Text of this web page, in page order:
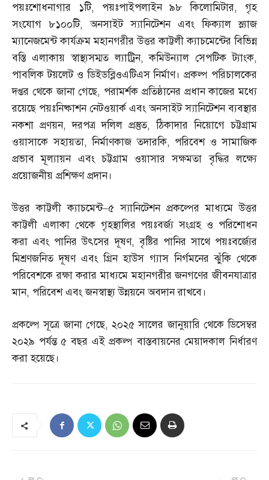
পয়ঃশোধনাগার ১টি, পয়ঃপাইপলাইন ৯৮ কিলোমিটার,গৃহ
সংযোগ ৮১০০টি,অনসাইট স্যানিটেশন এবং ফিক্যাল স্ল্যাজ
ম্যানেজমেন্ট কার্যক্রম মহানগরীর উত্তর কাট্টলী ক্যাচমেন্টের বিভিন্ন
বস্তি এলাকায় স্বাস্থ্যসম্মত ল্যাট্রিন,কমিউন্যাল সেপটিক ট্যাংক,
পাবলিক টয়লেট ও ডিইডব্লিওএটিএস নির্মাণ। প্রকল্প পরিচালকের
দপ্তর থেকে জানা গেছে, পরামর্শক প্রতিষ্ঠানের প্রধান কাজের মধ্যে
রয়েছে পয়ঃনিষ্কাশন নেটওয়ার্ক এবং অনসাইট স্যানিটেশন ব্যবস্থার
নকশা প্রণয়ন,দরপত্র দলিল প্রস্তুত,ঠিকাদার নিয়োগে চট্টগ্রাম
ওয়াসাকে সহায়তা,নির্মাণকাজ তদারকি, পরিবেশ ও সামাজিক
প্রভাব মূল্যায়ন এবং চট্টগ্রাম ওয়াসার সক্ষমতা বৃদ্ধির লক্ষ্যে
প্রয়োজনীয় প্রশিক্ষণ প্রদান।
উত্তর কাট্টলী ক্যাচমেন্ট–৫ স্যানিটেশন প্রকল্পের মাধ্যমে উত্তর
কাট্টলী এলাকা থেকে গৃহস্থালির পয়ঃবর্জ্য সংগ্রহ ও পরিশোধন
করা এবং পানির উৎসের দূষণ,বৃষ্টির পানির সাথে পয়ঃবর্জ্যের
মিশ্রণজনিত দূষণ এবং গ্রিন হাউস গ্যাস নির্গমনের ঝুঁকি থেকে
পরিবেশকে রক্ষা করার মাধ্যমে মহানগরীর জনগণের জীবনযাত্রার
মান, পরিবেশ এবং জনস্বাস্থ্য উন্নয়নে অবদান রাখবে।
প্রকল্পে সূত্রে জানা গেছে, ২০২৫ সালের জানুয়ারি থেকে ডিসেম্বর
২০২৯ পর্যন্ত ৫ বছর এই প্রকল্প বাস্তবায়নের মেয়াদকাল নির্ধারণ
করা হয়েছে।